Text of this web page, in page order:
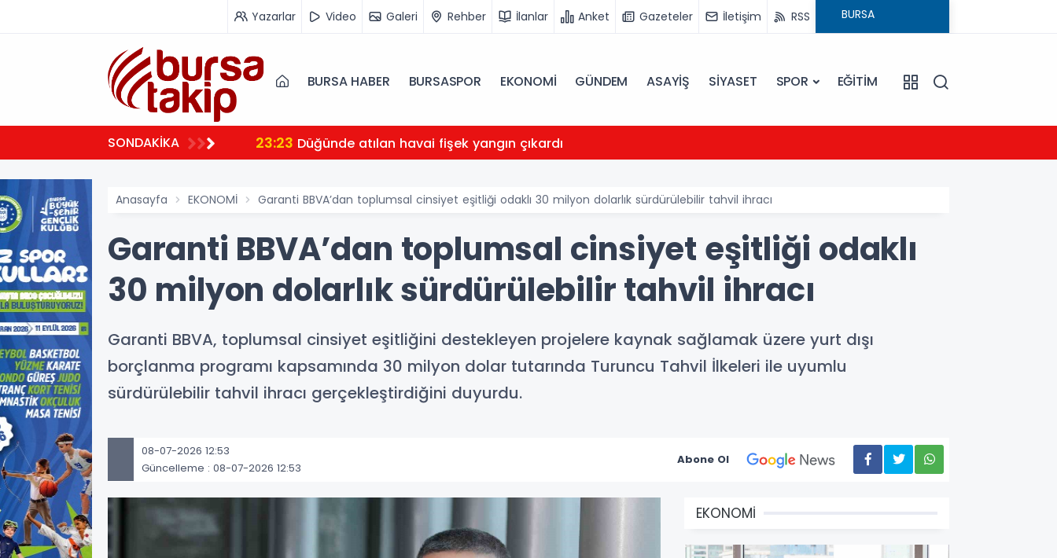
Yazarlar Video Galeri Rehber İlanlar Anket Gazeteler İletişim RSS
BURSA HABER BURSASPOR EKONOMİ GÜNDEM ASAYİŞ SİYASET SPOR EĞİTİM
SONDAKİKA
Ankara’ya sevk edildi 23:23 Düğünde atılan havai fişek yangın çıkardı
Anasayfa EKONOMİ Garanti BBVA’dan toplumsal cinsiyet eşitliği odaklı 30 milyon dolarlık sürdürülebilir tahvil ihracı
Garanti BBVA’dan toplumsal cinsiyet eşitliği odaklı
30 milyon dolarlık sürdürülebilir tahvil ihracı
Garanti BBVA, toplumsal cinsiyet eşitliğini destekleyen projelere kaynak sağlamak üzere yurt dışı
borçlanma programı kapsamında 30 milyon dolar tutarında Turuncu Tahvil İlkeleri ile uyumlu
sürdürülebilir tahvil ihracı gerçekleştirdiğini duyurdu.
08-07-2026 12:53
Güncelleme : 08-07-2026 12:53
Abone Ol
EKONOMİ